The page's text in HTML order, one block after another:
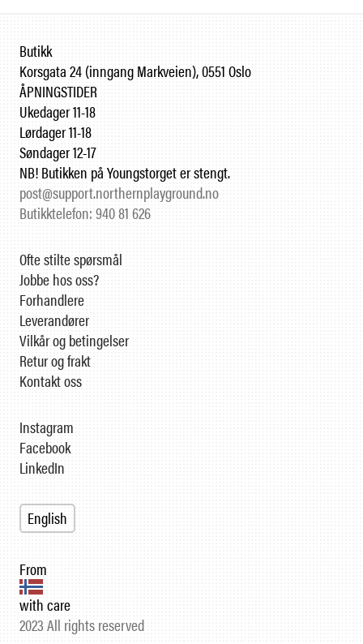
Butikk
Korsgata 24 (inngang Markveien), 0551 Oslo
ÅPNINGSTIDER
Ukedager 11-18
Lørdager 11-18
Søndager 12-17
NB! Butikken på Youngstorget er stengt.
post@support.northernplayground.no
Butikktelefon: 940 81 626
Ofte stilte spørsmål
Jobbe hos oss?
Forhandlere
Leverandører
Vilkår og betingelser
Retur og frakt
Kontakt oss
From
with care
2023 All rights reserved
Instagram
Facebook
LinkedIn
English